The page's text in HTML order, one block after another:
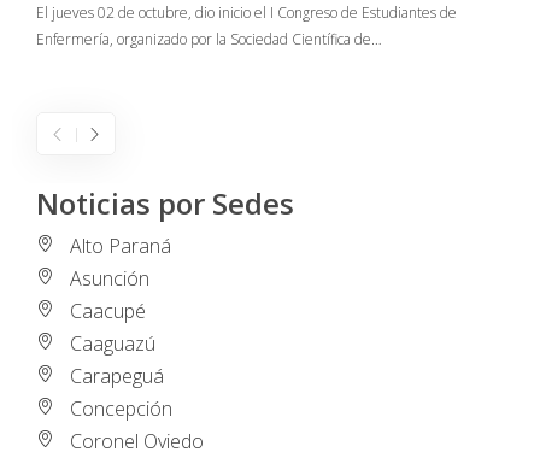
El jueves 02 de octubre, dio inicio el I Congreso de Estudiantes de
Enfermería, organizado por la Sociedad Científica de…
Noticias por Sedes
Alto Paraná
Asunción
Caacupé
Caaguazú
Carapeguá
Concepción
Coronel Oviedo